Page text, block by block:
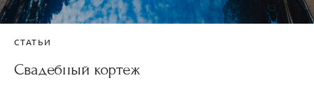
СТАТЬИ
Свадебный кортеж